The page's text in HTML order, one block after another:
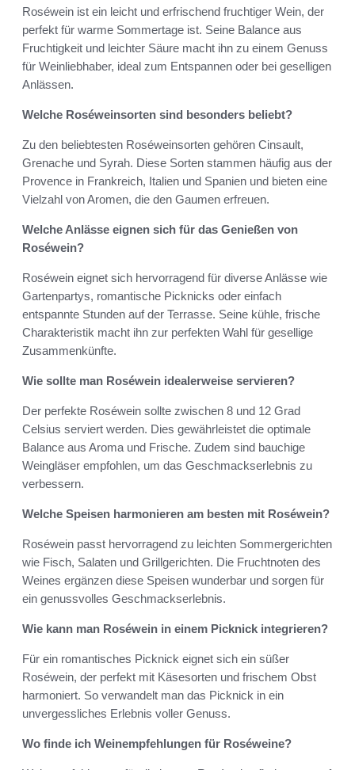
Roséwein ist ein leicht und erfrischend fruchtiger Wein, der
perfekt für warme Sommertage ist. Seine Balance aus
Fruchtigkeit und leichter Säure macht ihn zu einem Genuss
für Weinliebhaber, ideal zum Entspannen oder bei geselligen
Anlässen.
Welche Roséweinsorten sind besonders beliebt?
Zu den beliebtesten Roséweinsorten gehören Cinsault,
Grenache und Syrah. Diese Sorten stammen häufig aus der
Provence in Frankreich, Italien und Spanien und bieten eine
Vielzahl von Aromen, die den Gaumen erfreuen.
Welche Anlässe eignen sich für das Genießen von
Roséwein?
Roséwein eignet sich hervorragend für diverse Anlässe wie
Gartenpartys, romantische Picknicks oder einfach
entspannte Stunden auf der Terrasse. Seine kühle, frische
Charakteristik macht ihn zur perfekten Wahl für gesellige
Zusammenkünfte.
Wie sollte man Roséwein idealerweise servieren?
Der perfekte Roséwein sollte zwischen 8 und 12 Grad
Celsius serviert werden. Dies gewährleistet die optimale
Balance aus Aroma und Frische. Zudem sind bauchige
Weingläser empfohlen, um das Geschmackserlebnis zu
verbessern.
Welche Speisen harmonieren am besten mit Roséwein?
Roséwein passt hervorragend zu leichten Sommergerichten
wie Fisch, Salaten und Grillgerichten. Die Fruchtnoten des
Weines ergänzen diese Speisen wunderbar und sorgen für
ein genussvolles Geschmackserlebnis.
Wie kann man Roséwein in einem Picknick integrieren?
Für ein romantisches Picknick eignet sich ein süßer
Roséwein, der perfekt mit Käsesorten und frischem Obst
harmoniert. So verwandelt man das Picknick in ein
unvergessliches Erlebnis voller Genuss.
Wo finde ich Weinempfehlungen für Roséweine?